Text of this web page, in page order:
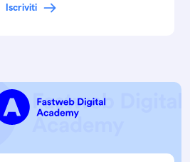
Iscriviti